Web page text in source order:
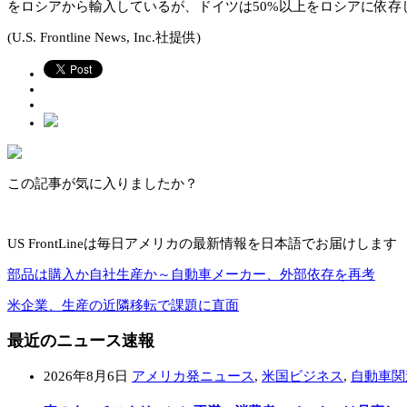
をロシアから輸入しているが、ドイツは50%以上をロシアに依存
(U.S. Frontline News, Inc.社提供)
この記事が気に入りましたか？
US FrontLineは毎日アメリカの最新情報を日本語でお届けします
部品は購入か自社生産か～自動車メーカー、外部依存を再考
米企業、生産の近隣移転で課題に直面
最近のニュース速報
2026年8月6日 アメリカ発ニュース, 米国ビジネス, 自動車